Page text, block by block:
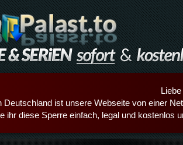
Deutschland ist unsere Webseite von einer
ihr diese Sperre einfach, legal und kostenlos